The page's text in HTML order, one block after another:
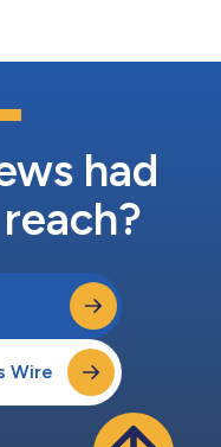
had
Wire